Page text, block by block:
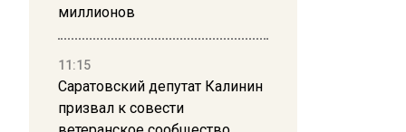
миллионов
11:15
Саратовский депутат Калинин
призвал к совести